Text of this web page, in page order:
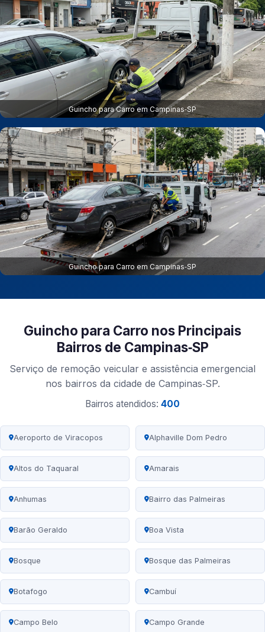
Guincho para Carro em Campinas‑SP
Guincho para Carro em Campinas‑SP
Guincho para Carro nos Principais
Bairros de Campinas‑SP
Serviço de remoção veicular e assistência emergencial
nos bairros da cidade de Campinas‑SP.
Bairros atendidos: 400
Aeroporto de Viracopos Alphaville Dom Pedro
Altos do Taquaral Amarais
Anhumas Bairro das Palmeiras
Barão Geraldo Boa Vista
Bosque Bosque das Palmeiras
Botafogo Cambuí
Campo Belo Campo Grande